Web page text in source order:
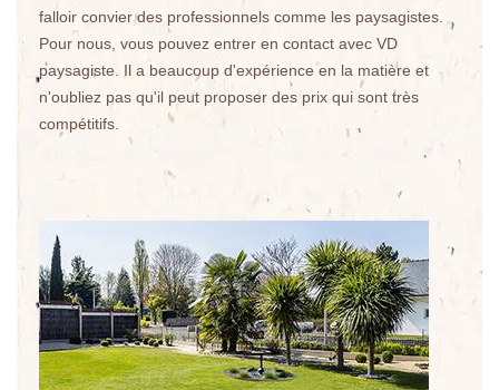
falloir convier des professionnels comme les paysagistes.
Pour nous, vous pouvez entrer en contact avec VD
paysagiste. Il a beaucoup d'expérience en la matière et
n'oubliez pas qu'il peut proposer des prix qui sont très
compétitifs.